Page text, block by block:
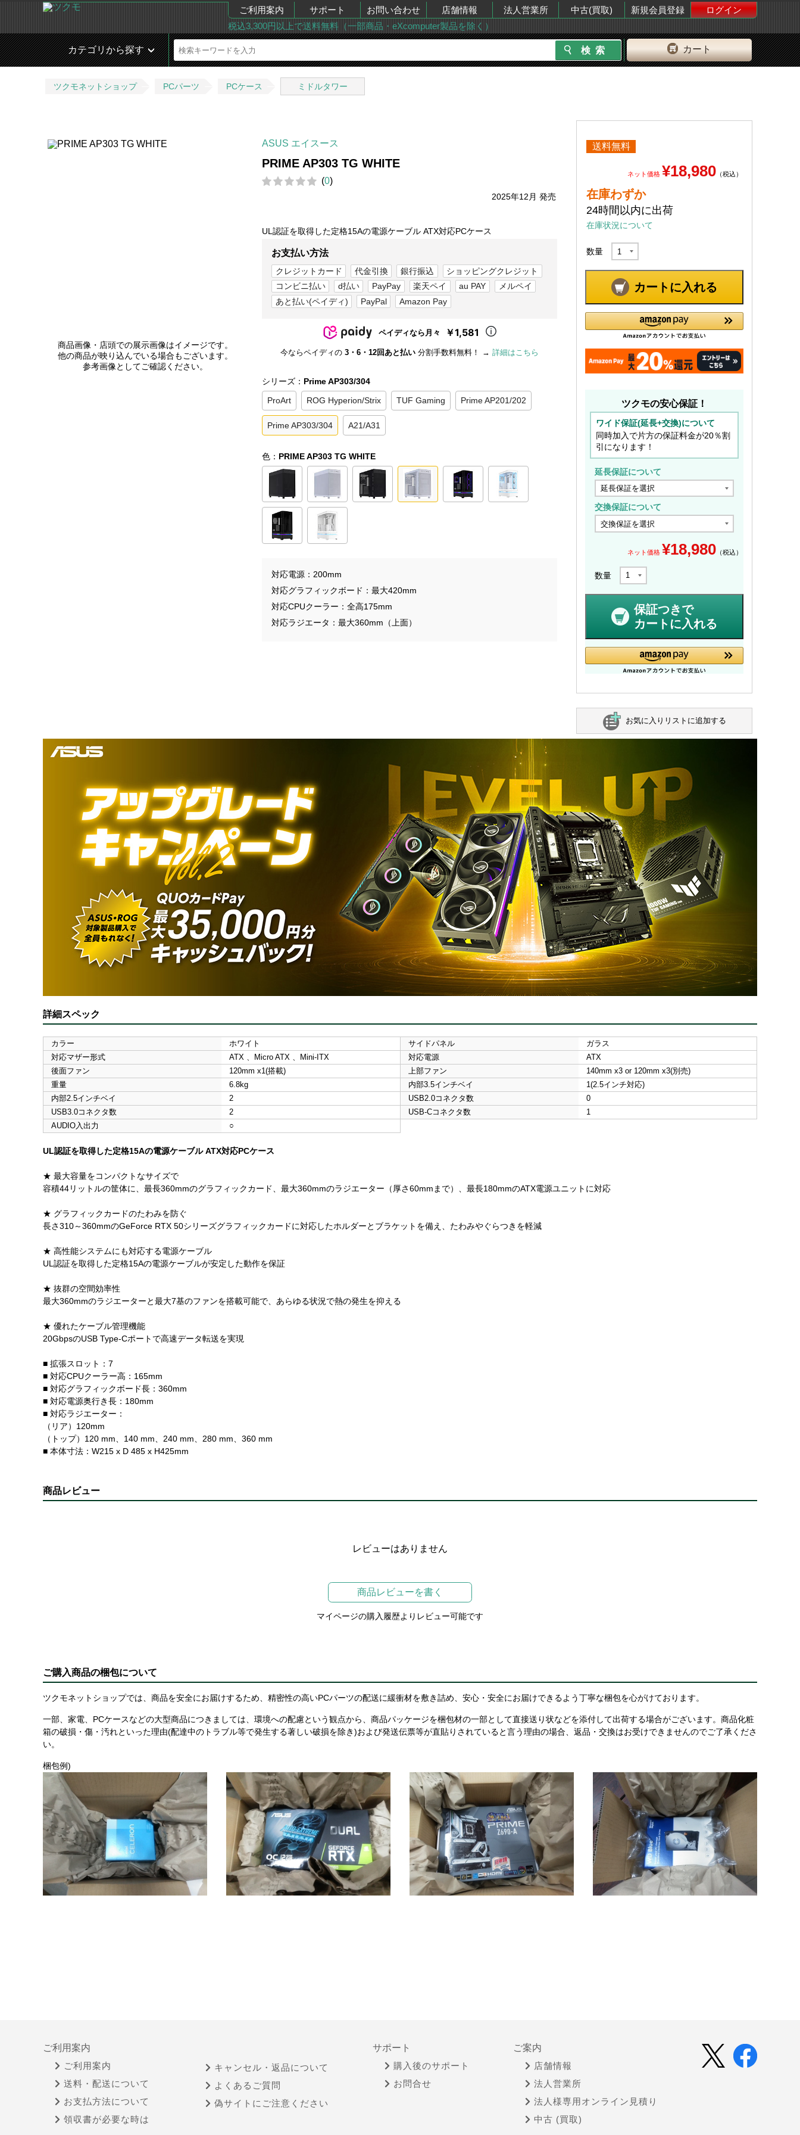
ご利用案内 サポート お問い合わせ 店舗情報 法人営業所 中古(買取) 新規会員登録
ログイン
税込3,300円以上で送料無料（一部商品・eXcomputer製品を除く）
カート
カテゴリから探す
ツクモネットショップ PCパーツ PCケース ミドルタワー
商品画像・店頭での展示画像はイメージです。
他の商品が映り込んでいる場合もございます。
参考画像としてご確認ください。
ASUS エイスース
PRIME AP303 TG WHITE
(0)
2025年12月 発売
UL認証を取得した定格15Aの電源ケーブル ATX対応PCケース
お支払い方法
クレジットカード 代金引換 銀行振込
ショッピングクレジット
コンビニ払い
d払い PayPay 楽天ペイ au PAY
メルペイ
あと払い(ペイディ)
PayPal Amazon Pay
ペイディなら月々 ￥1,581
今ならペイディの 3・6・12回あと払い 分割手数料無料！ → 詳細はこちら
シリーズ： Prime AP303/304
ProArt ROG Hyperion/Strix TUF Gaming Prime AP201/202
Prime AP303/304 A21/A31
色： PRIME AP303 TG WHITE
対応電源
200mm
対応グラフィックボード
最大420mm
対応CPUクーラー
全高175mm
対応ラジエータ
最大360mm（上面）
送料無料
ネット価格 ¥18,980 （税込）
在庫わずか
24時間以内に出荷
在庫状況について
数量
カートに入れる
ツクモの安心保証！
ワイド保証(延長+交換)について
同時加入で片方の保証料金が20％割
引になります！
延長保証について
交換保証について
ネット価格 ¥18,980 （税込）
数量
保証つきで
カートに入れる
お気に入りリストに追加する
詳細スペック
カラー ホワイト サイドパネル
ガラス
対応マザー形式
ATX 、Micro ATX 、Mini-ITX 対応電源
ATX
後面ファン
120mm x1(搭載) 上部ファン
140mm x3 or 120mm x3(別売)
重量
6.8kg 内部3.5インチベイ
1(2.5インチ対応)
内部2.5インチベイ
2 USB2.0コネクタ数
0
USB3.0コネクタ数
2 USB-Cコネクタ数
1
AUDIO入出力
○
UL認証を取得した定格15Aの電源ケーブル ATX対応PCケース
★ 最大容量をコンパクトなサイズで
容積44リットルの筐体に、最長360mmのグラフィックカード、最大360mmのラジエーター（厚さ60mmまで）、最長180mmのATX電源ユニットに対応
★ グラフィックカードのたわみを防ぐ
長さ310～360mmのGeForce RTX 50シリーズグラフィックカードに対応したホルダーとブラケットを備え、たわみやぐらつきを軽減
★ 高性能システムにも対応する電源ケーブル
UL認証を取得した定格15Aの電源ケーブルが安定した動作を保証
★ 抜群の空間効率性
最大360mmのラジエーターと最大7基のファンを搭載可能で、あらゆる状況で熱の発生を抑える
★ 優れたケーブル管理機能
20GbpsのUSB Type-Cポートで高速データ転送を実現
■ 拡張スロット：7
■ 対応CPUクーラー高：165mm
■ 対応グラフィックボード長：360mm
■ 対応電源奥行き長：180mm
■ 対応ラジエーター：
（リア）120mm
（トップ）120 mm、140 mm、240 mm、280 mm、360 mm
■ 本体寸法：W215 x D 485 x H425mm
商品レビュー
レビューはありません
商品レビューを書く
マイページの購入履歴よりレビュー可能です
ご購入商品の梱包について
ツクモネットショップでは、商品を安全にお届けするため、精密性の高いPCパーツの配送に緩衝材を敷き詰め、安心・安全にお届けできるよう丁寧な梱包を心がけております。
一部、家電、PCケースなどの大型商品につきましては、環境への配慮という観点から、商品パッケージを梱包材の一部として直接送り状などを添付して出荷する場合がございます。商品化粧
箱の破損・傷・汚れといった理由(配達中のトラブル等で発生する著しい破損を除き)および発送伝票等が直貼りされていると言う理由の場合、返品・交換はお受けできませんのでご了承くださ
い。
梱包例)
ご利用案内
ご利用案内
送料・配送について
お支払方法について
領収書が必要な時は
キャンセル・返品について
よくあるご質問
偽サイトにご注意ください
サポート
購入後のサポート
お問合せ
ご案内
店舗情報
法人営業所
法人様専用オンライン見積り
中古 (買取)